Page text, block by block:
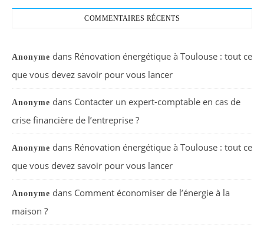
COMMENTAIRES RÉCENTS
Anonyme dans Rénovation énergétique à Toulouse : tout ce
que vous devez savoir pour vous lancer
Anonyme dans Contacter un expert-comptable en cas de
crise financière de l’entreprise ?
Anonyme dans Rénovation énergétique à Toulouse : tout ce
que vous devez savoir pour vous lancer
Anonyme dans Comment économiser de l’énergie à la
maison ?